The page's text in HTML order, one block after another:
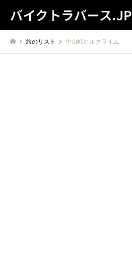
バイクトラバース.JP
旅のリスト 中山峠ヒルクライム